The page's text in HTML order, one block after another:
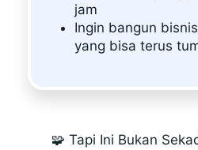
jam
Ingin bangun
yang bisa terus
🧩 Tapi Ini Bukan